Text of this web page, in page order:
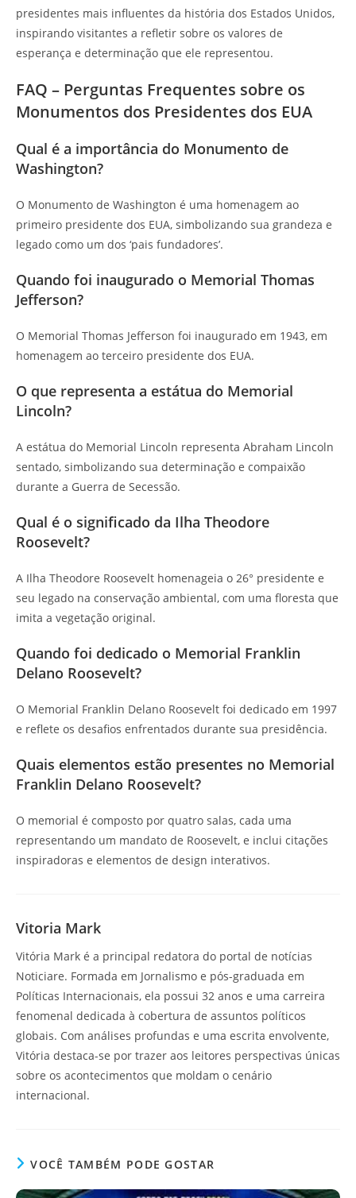
presidentes mais influentes da história dos Estados Unidos,
inspirando visitantes a refletir sobre os valores de
esperança e determinação que ele representou.
FAQ – Perguntas Frequentes sobre os
Monumentos dos Presidentes dos EUA
Qual é a importância do Monumento de
Washington?
O Monumento de Washington é uma homenagem ao
primeiro presidente dos EUA, simbolizando sua grandeza e
legado como um dos ‘pais fundadores’.
Quando foi inaugurado o Memorial Thomas
Jefferson?
O Memorial Thomas Jefferson foi inaugurado em 1943, em
homenagem ao terceiro presidente dos EUA.
O que representa a estátua do Memorial
Lincoln?
A estátua do Memorial Lincoln representa Abraham Lincoln
sentado, simbolizando sua determinação e compaixão
durante a Guerra de Secessão.
Qual é o significado da Ilha Theodore
Roosevelt?
A Ilha Theodore Roosevelt homenageia o 26° presidente e
seu legado na conservação ambiental, com uma floresta que
imita a vegetação original.
Quando foi dedicado o Memorial Franklin
Delano Roosevelt?
O Memorial Franklin Delano Roosevelt foi dedicado em 1997
e reflete os desafios enfrentados durante sua presidência.
Quais elementos estão presentes no Memorial
Franklin Delano Roosevelt?
O memorial é composto por quatro salas, cada uma
representando um mandato de Roosevelt, e inclui citações
inspiradoras e elementos de design interativos.
Vitoria Mark
Vitória Mark é a principal redatora do portal de notícias
Noticiare. Formada em Jornalismo e pós-graduada em
Políticas Internacionais, ela possui 32 anos e uma carreira
fenomenal dedicada à cobertura de assuntos políticos
globais. Com análises profundas e uma escrita envolvente,
Vitória destaca-se por trazer aos leitores perspectivas únicas
sobre os acontecimentos que moldam o cenário
internacional.
VOCÊ TAMBÉM PODE GOSTAR